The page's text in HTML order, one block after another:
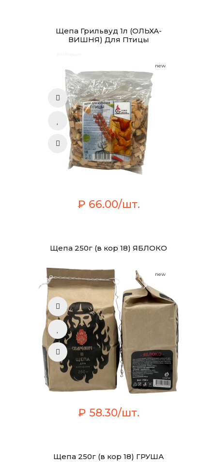
Щепа Грильвуд 1л (ОЛЬХА-
ВИШНЯ) Для Птицы
new
₽ 66.00/шт.
Щепа 250г (в кор 18) ЯБЛОКО
new
₽ 58.30/шт.
Щепа 250г (в кор 18) ГРУША